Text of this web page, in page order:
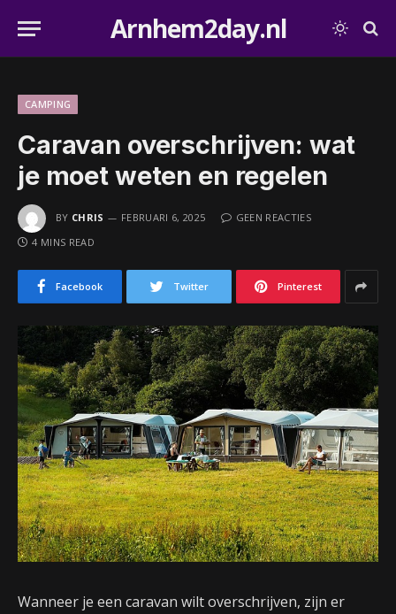
Arnhem2day.nl
CAMPING
Caravan overschrijven: wat
je moet weten en regelen
BY CHRIS FEBRUARI 6, 2025
GEEN REACTIES
4 MINS READ
Facebook Twitter Pinterest
Wanneer je een caravan wilt overschrijven, zijn er